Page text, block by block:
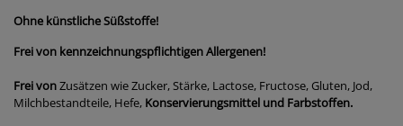
Ohne künstliche Süßstoffe!
Frei von kennzeichnungspflichtigen Allergenen!
Frei vonZusätzen wie Zucker, Stärke, Lactose, Fructose, Gluten, Jod,
Milchbestandteile, Hefe, Konservierungsmittel und Farbstoffen.